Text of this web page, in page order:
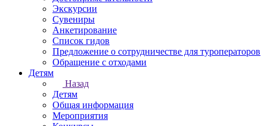
Экскурсии
Сувениры
Анкетирование
Список гидов
Предложение о сотрудничестве для туроператоров
Обращение с отходами
Детям
Назад
Детям
Общая информация
Мероприятия